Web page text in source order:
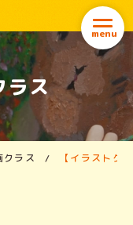
ラス
クラス / 【イラストク